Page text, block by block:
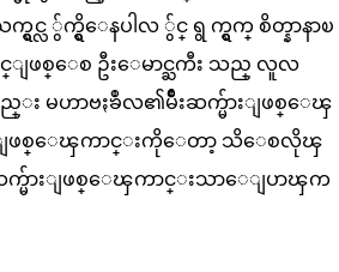
လ ်ွက္ရွိေနပါလ ်ွင္ ရွ က္ရွက္ စိတ္နာနာၿ
ျဖစ္ေစ ဦးေမာင္ႀကီး သည္ လူလ
း မဟာဗႏၶဳလ၏မ်ိဳးဆက္မ်ားျဖစ္ေၾ
းျဖစ္ေၾကာင္းကိုေတာ့ သိေစလိုၾ
းဆက္မ်ားျဖစ္ေၾကာင္းသာေျပာၾက